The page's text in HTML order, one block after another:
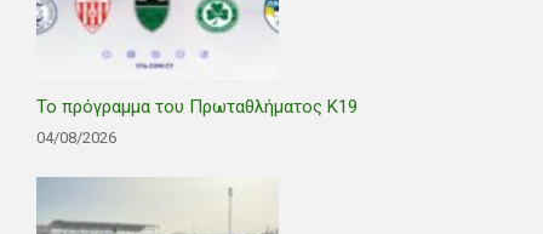
Το πρόγραμμα του Πρωταθλήματος Κ19
04/08/2026